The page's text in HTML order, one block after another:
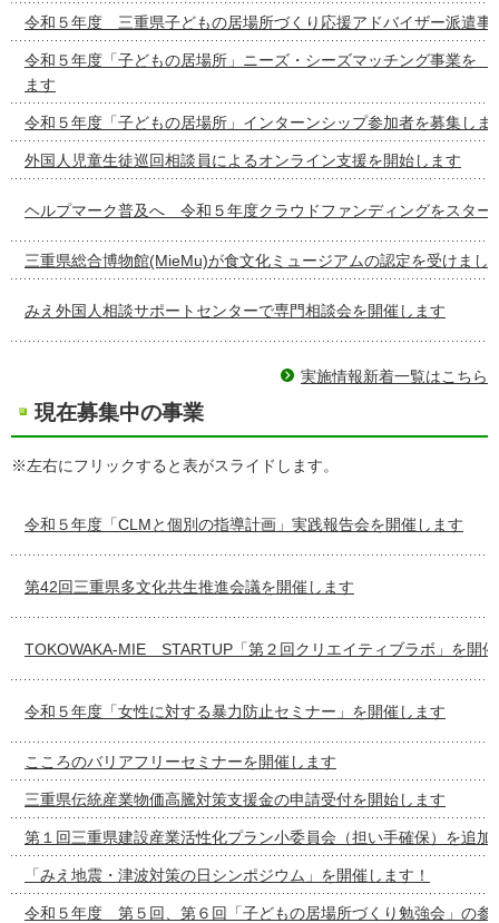
令和５年度 三重県子どもの居場所づくり応援アドバイザー派遣事
令和５年度「子どもの居場所」ニーズ・シーズマッチング
ます
令和５年度「子どもの居場所」インターンシップ参加者を募集しま
外国人児童生徒巡回相談員によるオンライン支援を開始します
ヘルプマーク普及へ 令和５年度クラウドファンディングをスター
三重県総合博物館(MieMu)が食文化ミュージアムの認定を受けまし
みえ外国人相談サポートセンターで専門相談会を開催します
実施情報新着一覧はこちら
現在募集中の事業
※左右にフリックすると表がスライドします。
令和５年度「CLMと個別の指導計画」実践報告会を開催します
第42回三重県多文化共生推進会議を開催します
TOKOWAKA-MIE STARTUP「第２回クリエイティブラボ」を開
令和５年度「女性に対する暴力防止セミナー」を開催します
こころのバリアフリーセミナーを開催します
三重県伝統産業物価高騰対策支援金の申請受付を開始します
第１回三重県建設産業活性化プラン小委員会（担い手確保）を追加
「みえ地震・津波対策の日シンポジウム」を開催します！
令和５年度 第５回、第６回「子どもの居場所づくり勉強会」の参